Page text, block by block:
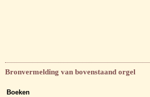
Bronvermelding van bovenstaand orgel
Boeken